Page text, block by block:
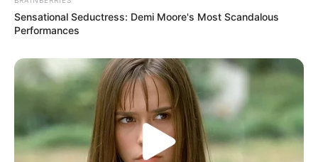
Sensational Seductress: Demi Moore's Most Scandalous
Performances